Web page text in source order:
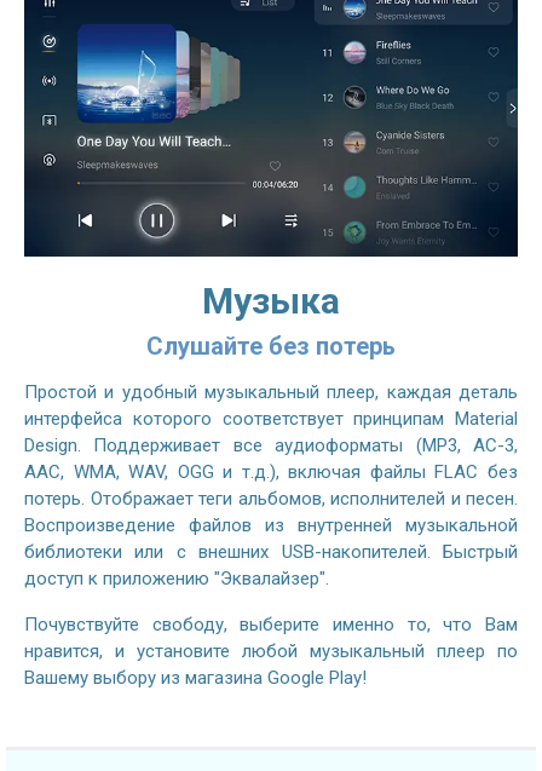
Музыка
Слушайте без потерь
Простой и удобный музыкальный плеер, каждая деталь
интерфейса которого соответствует принципам Material
Design. Поддерживает все аудиоформаты (MP3, AC-3,
AAC, WMA, WAV, OGG и т.д.), включая файлы FLAC без
потерь. Отображает теги альбомов, исполнителей и песен.
Воспроизведение файлов из внутренней музыкальной
библиотеки или с внешних USB-накопителей. Быстрый
доступ к приложению "Эквалайзер".
Почувствуйте свободу, выберите именно то, что Вам
нравится, и установите любой музыкальный плеер по
Вашему выбору из магазина Google Play!